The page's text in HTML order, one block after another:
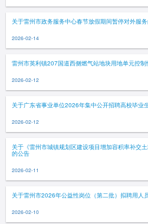
关于雷州市政务服务中心春节放假期间暂停对外服
2026-02-14
雷州市英利镇207国道西侧燃气站地块用地单元控制
2026-02-12
关于广东省事业单位2026年集中公开招聘高校毕业
2026-02-12
关于《雷州市城镇规划区建设项目增加容积率补交
的公告
2026-02-11
关于雷州市2026年公益性岗位（第二批）拟聘用人
2026-02-10